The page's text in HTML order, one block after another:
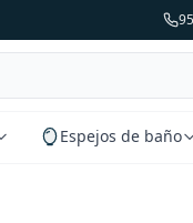
Espejos de baño